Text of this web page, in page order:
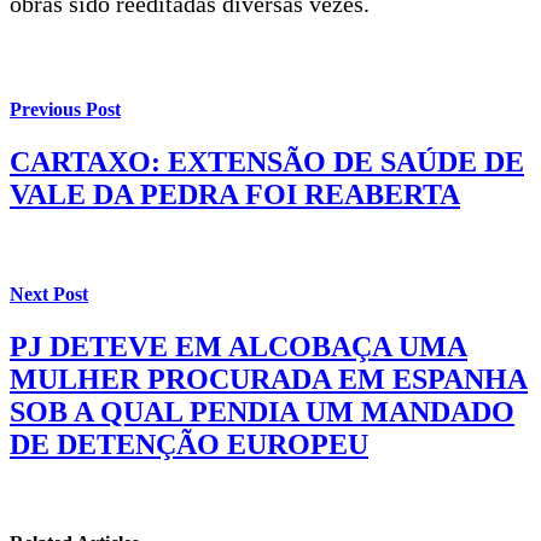
Previous Post
CARTAXO: EXTENSÃO DE SAÚDE DE
VALE DA PEDRA FOI REABERTA
Next Post
PJ DETEVE EM ALCOBAÇA UMA
MULHER PROCURADA EM ESPANHA
SOB A QUAL PENDIA UM MANDADO
DE DETENÇÃO EUROPEU